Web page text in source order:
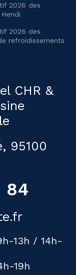
2026 des
2026 des
refroidissements
CHR &
95100
84
13h / 14h-
19h